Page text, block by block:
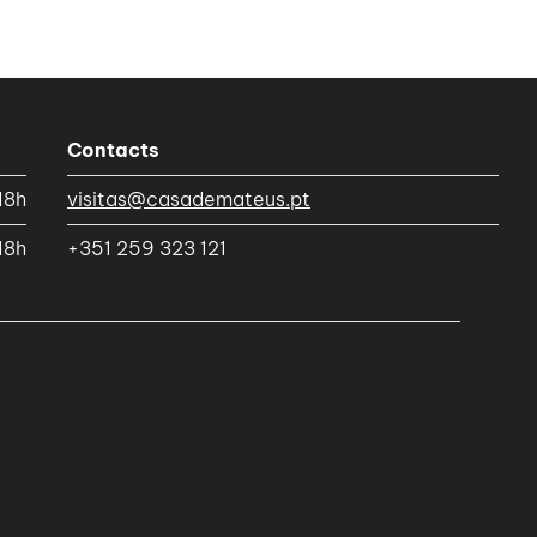
Contacts
visitas@casademateus.pt
+351 259 323 121